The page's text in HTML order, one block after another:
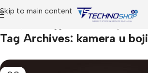
Skip to main content
Tag Archives: kamera u boji